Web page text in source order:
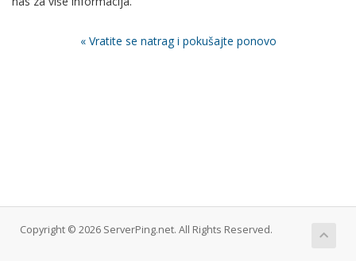
« Vratite se natrag i pokušajte ponovo
Copyright © 2026 ServerPing.net. All Rights Reserved.